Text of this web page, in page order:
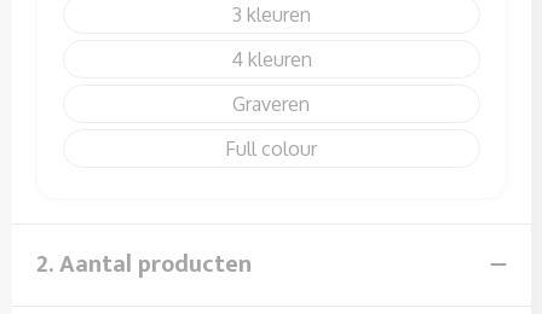
3
4
Graveren
Full colour
2. Aantal producten